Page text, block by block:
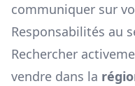
communiquer sur
Responsabilités au
Rechercher
vendre dans la